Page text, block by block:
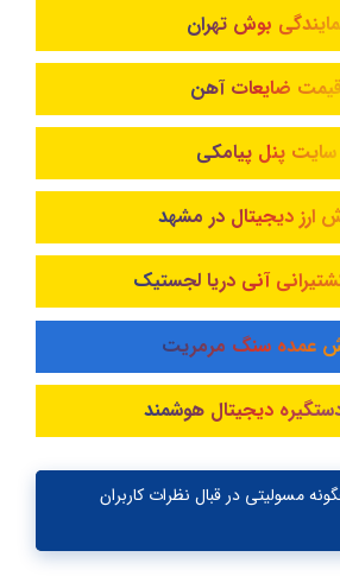
بوش تهران
قیمت ضایعات آهن
سایت پنل پیامکی
ارز دیجیتال در مشهد
آنی دریا لجستیک
عمده سنگ مرمریت
دیجیتال هوشمند
مسولیتی در قبال نظرات کاربران